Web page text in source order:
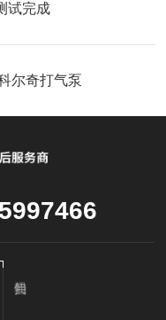
试完成
尔奇打气泵